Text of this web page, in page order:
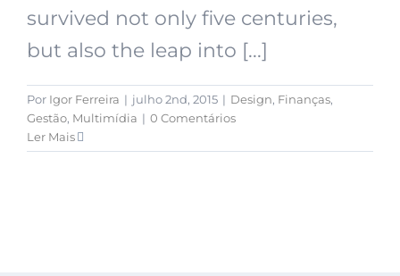
survived not only five centuries,
but also the leap into [...]
Por Igor Ferreira | julho 2nd, 2015 | Design, Finanças,
Gestão, Multimídia | 0 Comentários
Ler Mais